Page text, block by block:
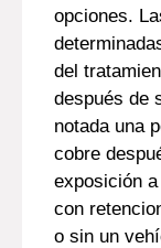
opciones.
del
después de
notada una
cobre
exposición
con
o sin un